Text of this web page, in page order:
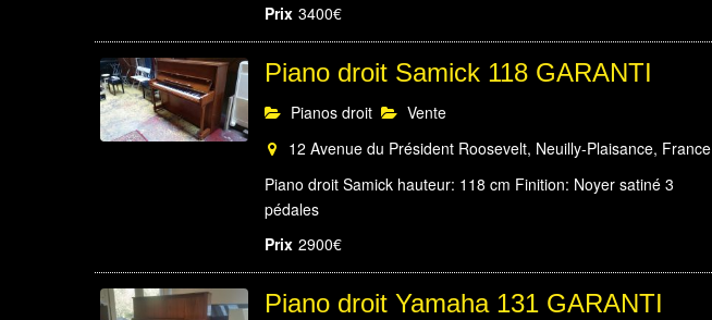
Prix 3400€
Piano droit Samick 118 GARANTI
Pianos droit
Vente
12 Avenue du Président Roosevelt, Neuilly-Plaisance, France
Piano droit Samick hauteur: 118 cm Finition: Noyer satiné 3
pédales
Prix 2900€
Piano droit Yamaha 131 GARANTI